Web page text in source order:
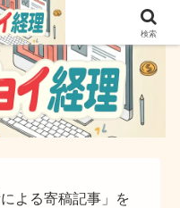
るサイト
よる寄稿記事」を
検索